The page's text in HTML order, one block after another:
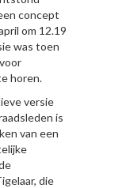
concept
om 12.19
was toen
horen.
versie
is
van een
die